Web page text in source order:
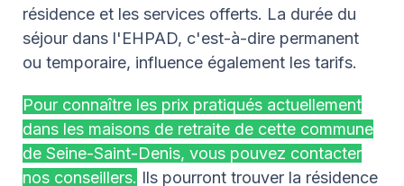
résidence et les services offerts. La durée du
séjour dans l'EHPAD, c'est-à-dire permanent
ou temporaire, influence également les tarifs.
Pour connaître les prix pratiqués actuellement
dans les maisons de retraite de cette commune
de Seine-Saint-Denis, vous pouvez contacter
nos conseillers. Ils pourront trouver la résidence